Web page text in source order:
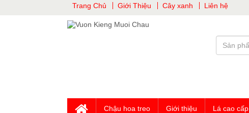
Trang Chủ Giới Thiệu Cây xanh Liên hệ
Chậu hoa treo
Giới thiệu Lá cao cấp